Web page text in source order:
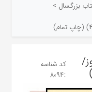
بزرگسال >
کد شناسه
:
8094